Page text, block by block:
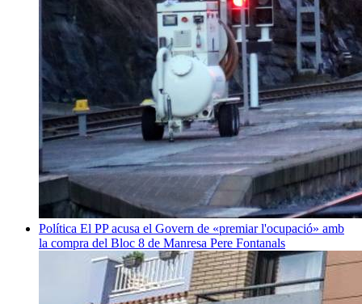
Política El PP acusa el Govern de «premiar l'ocupació» amb
la compra del Bloc 8 de Manresa Pere Fontanals